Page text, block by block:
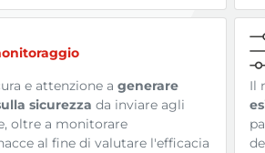
e attenzione a generare
sicurezza da inviare agli
oltre a monitorare
al fine di valutare l'efficacia
Il